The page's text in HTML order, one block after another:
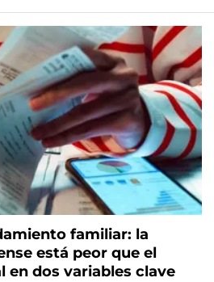
familiar: la
está peor que el
en dos variables clave